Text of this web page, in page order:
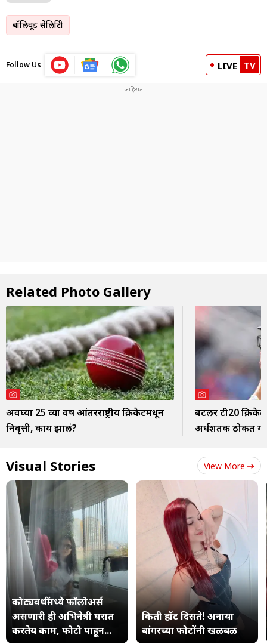
बॉलिवूड सेलिब्रिटी
Follow Us LIVE TV
Related Photo Gallery
अवघ्या 25 व्या वर्षी आंतरराष्ट्रीय क्रिकेटमधून
निवृत्ती, काय झालं?
बटलर टी20
अर्धशतक ठोकत
Visual Stories View More
कोट्यवधींमध्ये फॉलोअर्स
असणारी ही अभिनेत्री घरात
करतेय काम, फोटो पाहून...
किती हॉट दिसते! अनाया
बांगरच्या फोटोंनी खळबळ